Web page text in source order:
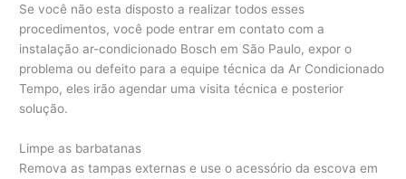
Se você não esta disposto a realizar todos esses
procedimentos, você pode entrar em contato com a
instalação ar-condicionado Bosch em São Paulo, expor o
problema ou defeito para a equipe técnica da Ar Condicionado
Tempo, eles irão agendar uma visita técnica e posterior
solução.
Limpe as barbatanas
Remova as tampas externas e use o acessório da escova em